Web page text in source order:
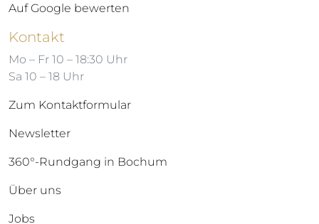
Auf Google bewerten
Kontakt
Mo – Fr 10 – 18:30 Uhr
Sa 10 – 18 Uhr
Zum Kontaktformular
Newsletter
360°-Rundgang in Bochum
Über uns
Jobs